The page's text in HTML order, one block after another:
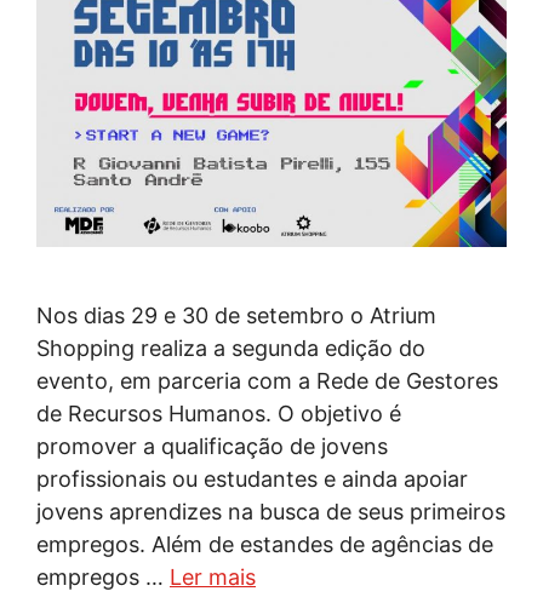
Nos dias 29 e 30 de setembro o Atrium
Shopping realiza a segunda edição do
evento, em parceria com a Rede de Gestores
de Recursos Humanos. O objetivo é
promover a qualificação de jovens
profissionais ou estudantes e ainda apoiar
jovens aprendizes na busca de seus primeiros
empregos. Além de estandes de agências de
empregos … Ler mais